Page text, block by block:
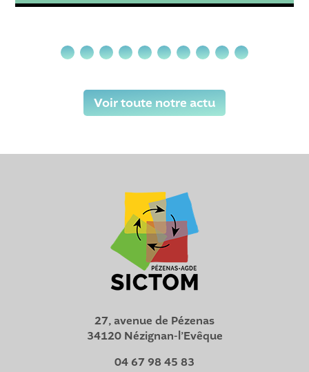
Voir toute notre actu
27, avenue de Pézenas
34120 Nézignan-l’Evêque
04 67 98 45 83